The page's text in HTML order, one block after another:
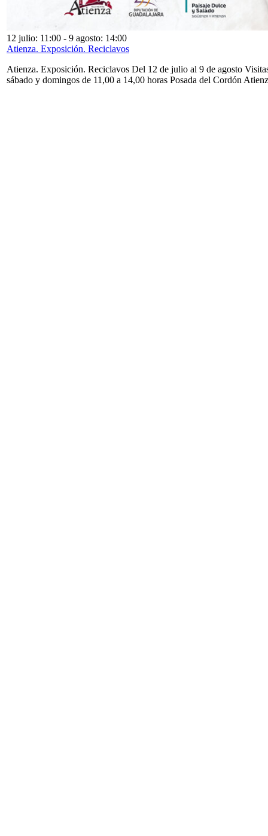
12 julio: 11:00 - 9 agosto: 14:00
Atienza. Exposición. Reciclavos
Atienza. Exposición. Reciclavos Del 12 de julio al 9 de agosto
sábado y domingos de 11,00 a 14,00 horas Posada del Cordón